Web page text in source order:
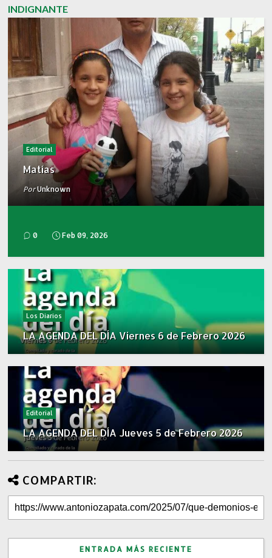
INDIGNANTE
Editorial
Matías
Por Unknown
0 Feb 09, 2026
Los Diarios
LA AGENDA DEL DÍA Viernes 6 de Febrero 2026
Editorial
LA AGENDA DEL DÍA Jueves 5 de Febrero 2026
COMPARTIR:
ENTRADA MÁS RECIENTE